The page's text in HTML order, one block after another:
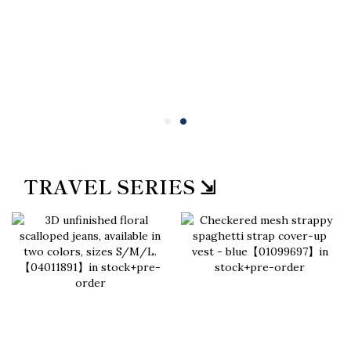
TRAVEL SERIES ⇲